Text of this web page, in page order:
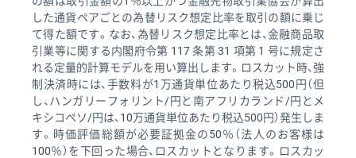
した通貨ペアごとの為替リスク想定比率を取引の額に乗じ
て得た額です。なお、為替リスク想定比率とは、金融商品取
引業等に関する内閣府令第 117 条第 31 項第 1 号に規定さ
れる定量的計算モデルを用い算出します。ロスカット時、強
制決済時には、手数料が1万通貨単位あたり税込500円（但
し、ハンガリーフォリント/円と南アフリカランド/円とメ
キシコペソ/円は、10万通貨単位あたり税込500円）発生しま
す。時価評価総額が必要証拠金の50％（法人のお客様は
100％）を下回った場合、ロスカットとなります。ロスカッ